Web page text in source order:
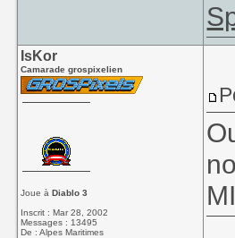
IsKor
Camarade grospixelien
Joue àDiablo 3
Inscrit : Mar 28, 2002
Messages : 13495
De : Alpes Maritimes